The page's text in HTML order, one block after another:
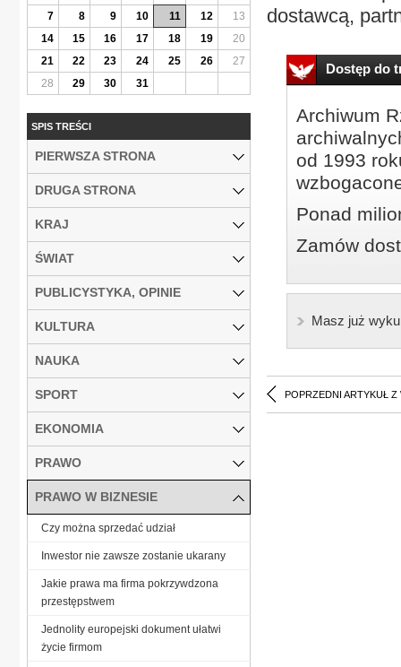
dostawcą,
Dostęp do
Archiwum
od 1993
Ponad
Zamów
Masz już
POPRZEDNI ARTYKUŁ Z
7
8 9 10 11 12
13
14
15 16 17 18 19
20
21
22 23 24 25 26
27
28
29 30 31
SPIS TREŚCI
PIERWSZA STRONA
DRUGA STRONA
KRAJ
ŚWIAT
PUBLICYSTYKA, OPINIE
KULTURA
NAUKA
SPORT
EKONOMIA
PRAWO
PRAWO W BIZNESIE
Czy można sprzedać udział
Inwestor nie zawsze zostanie ukarany
Jakie prawa ma firma pokrzywdzona
przestępstwem
Jednolity europejski dokument ułatwi
życie firmom